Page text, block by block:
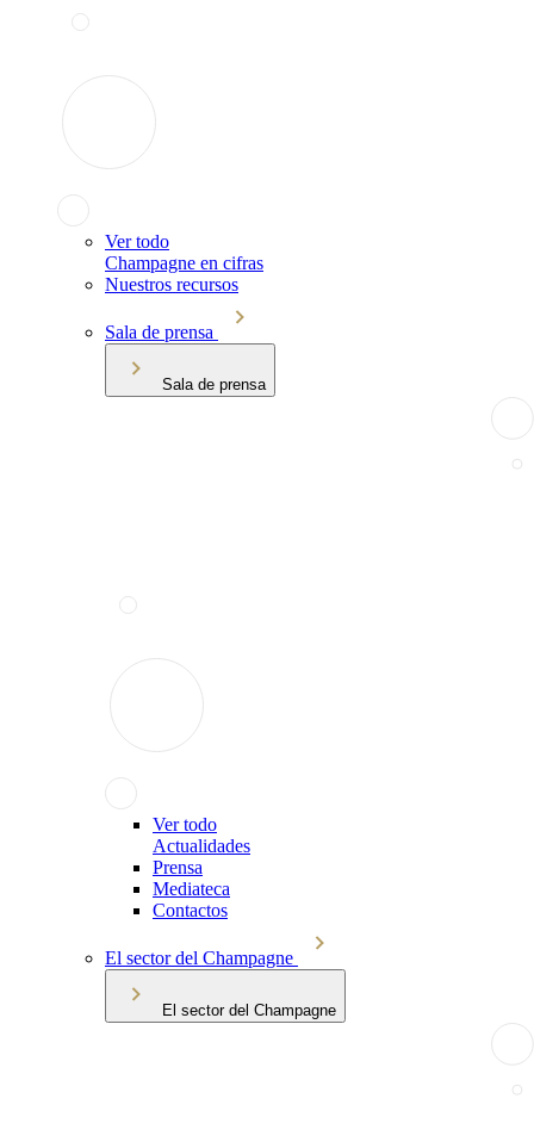
Ver todo
Champagne en cifras
Nuestros recursos
Sala de prensa
Sala de prensa
Ver todo
Actualidades
Prensa
Mediateca
Contactos
El sector del Champagne
El sector del Champagne